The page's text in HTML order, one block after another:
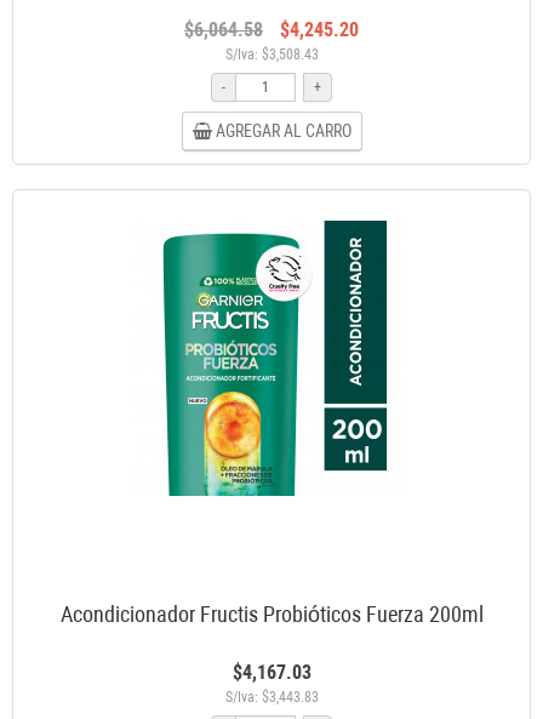
$6,064.58 $4,245.20
S/Iva: $3,508.43
-
+
AGREGAR AL CARRO
Acondicionador Fructis Probióticos Fuerza 200ml
$4,167.03
S/Iva: $3,443.83